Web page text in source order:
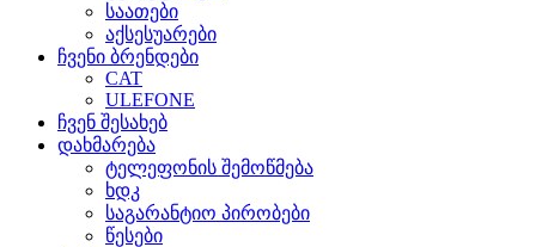
საათები
აქსესუარები
ჩვენი ბრენდები
CAT
ULEFONE
ჩვენ შესახებ
დახმარება
ტელეფონის შემოწმება
ხდკ
საგარანტიო პირობები
წესები